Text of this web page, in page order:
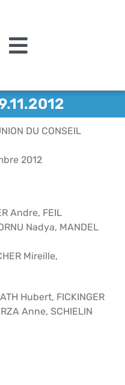
Toggle
DU CONSEIL
2012
Andre, FEIL
Nadya, MANDEL
Mireille,
Hubert, FICKINGER
Anne, SCHIELIN